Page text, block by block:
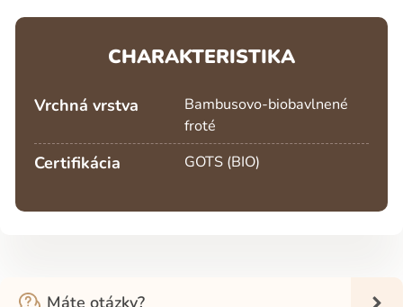
CHARAKTERISTIKA
Vrchná vrstva
Bambusovo-biobavlnené
froté
Certifikácia GOTS (BIO)
Máte otázky?